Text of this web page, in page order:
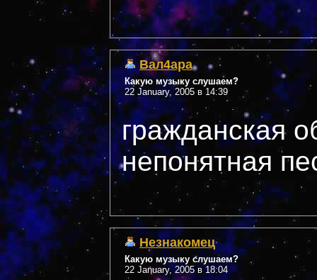
Вал4ара
Какую музыку слушаем?
22 January, 2005 в 14:39
гражданская
непонятная
Незнакомец
Какую музыку слушаем?
22 January, 2005 в 18:04